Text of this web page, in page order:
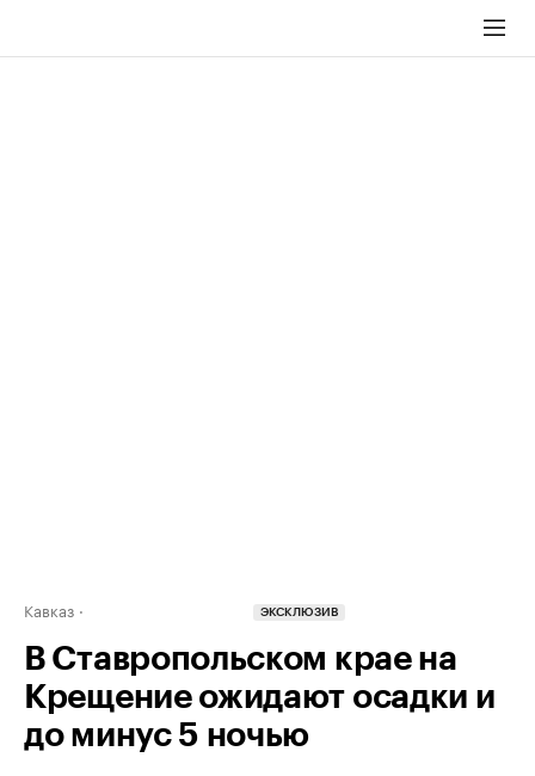
Кавказ ЭКСКЛЮЗИВ
В Ставропольском крае на
Крещение ожидают осадки и
до минус 5 ночью